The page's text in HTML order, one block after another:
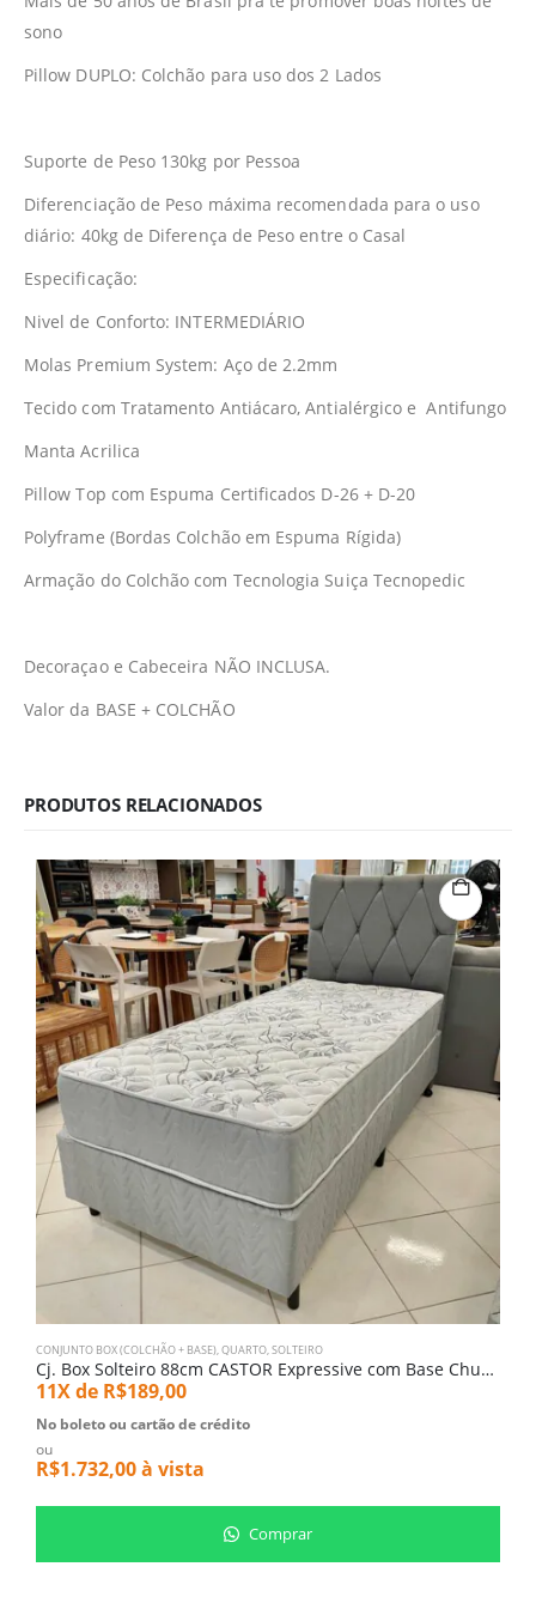
sono
Pillow DUPLO: Colchão para uso dos 2 Lados
Suporte de Peso 130kg por Pessoa
Diferenciação de Peso máxima recomendada para o uso
diário: 40kg de Diferença de Peso entre o Casal
Especificação:
Nivel de Conforto: INTERMEDIÁRIO
Molas Premium System: Aço de 2.2mm
Tecido com Tratamento Antiácaro, Antialérgico e Antifungo
Manta Acrilica
Pillow Top com Espuma Certificados D-26 + D-20
Polyframe (Bordas Colchão em Espuma Rígida)
Armação do Colchão com Tecnologia Suiça Tecnopedic
Decoraçao e Cabeceira NÃO INCLUSA.
Valor da BASE + COLCHÃO
PRODUTOS RELACIONADOS
CONJUNTO BOX (COLCHÃO + BASE),QUARTO,SOLTEIRO
Cj. Box Solteiro 88cm CASTOR Expressive com Base Chumbo (3532-939)
11X de R$189,00
No boleto ou cartão de crédito
ou
R$1.732,00à vista
Comprar